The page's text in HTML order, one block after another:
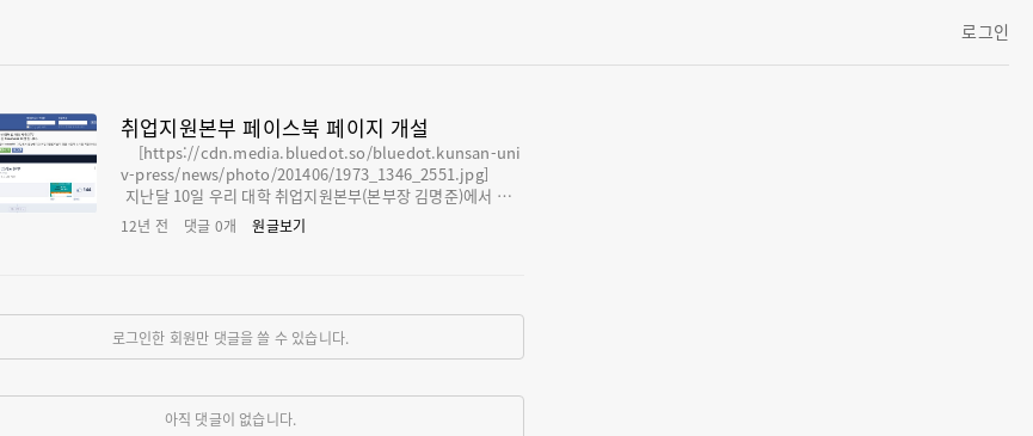
로그인
취업지원본부 페이스북 페이지 개설
v-press/news/photo/201406/1973_1346_2551.jpg]
지난달 10일 우리 대학 취업지원본부(본부장 김명준)에서 페
이스북 페이지를 개설했다. 취업지원본부는 이 페이스북 페이
지를 통해 학생커리어관리시스템 이용방법과 취업정보 및 공지
12년 전 댓글 0개 원글보기
로그인한 회원만 댓글을 쓸 수 있습니다.
아직 댓글이 없습니다.